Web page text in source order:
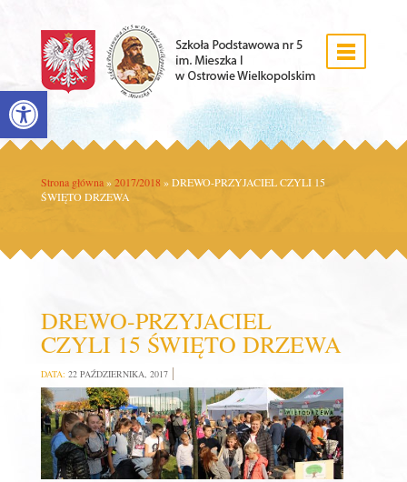
Open toolbar
Strona główna » 2017/2018 »DREWO-PRZYJACIEL CZYLI 15
ŚWIĘTO DRZEWA
DREWO-PRZYJACIEL
CZYLI 15 ŚWIĘTO DRZEWA
DATA: 22 PAŹDZIERNIKA, 2017